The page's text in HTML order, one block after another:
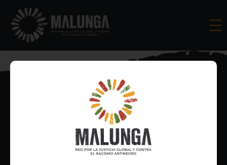
Inscríbete al boletín informativo